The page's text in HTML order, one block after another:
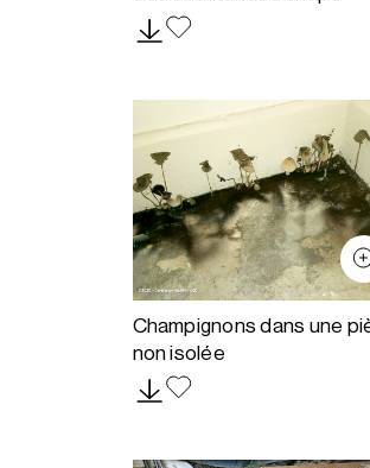
Champignons dans une
non isolée